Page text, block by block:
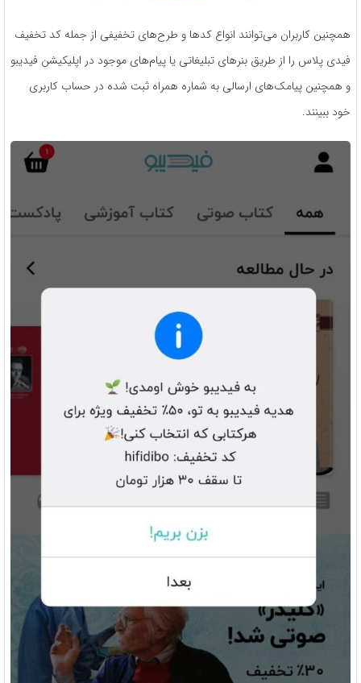
همچنین کاربران می‌توانند انواع کدها و طرح‌های تخفیفی از جمله کد تخفیف
فیدی پلاس را از طریق بنرهای تبلیغاتی یا پیام‌های موجود در اپلیکیشن فیدیبو
و همچنین پیامک‌های ارسالی به شماره همراه ثبت شده در حساب کاربری
خود ببینند.